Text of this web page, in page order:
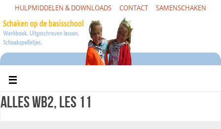
HULPMIDDELEN & DOWNLOADS CONTACT SAMENSCHAKEN
Alles WB2, les 11